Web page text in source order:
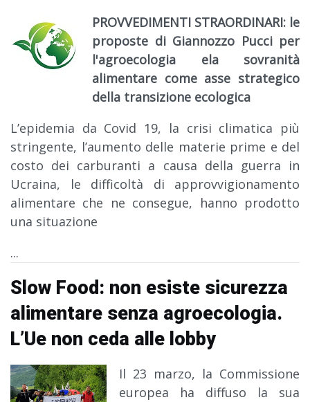
PROVVEDIMENTI STRAORDINARI: le
proposte di Giannozzo Pucci per
l'agroecologia ela sovranità
alimentare come asse strategico
della transizione ecologica
L’epidemia da Covid 19, la crisi climatica più
stringente, l’aumento delle materie prime e del
costo dei carburanti a causa della guerra in
Ucraina, le difficoltà di approvvigionamento
alimentare che ne consegue, hanno prodotto
una situazione
...
Slow Food: non esiste sicurezza
alimentare senza agroecologia.
L’Ue non ceda alle lobby
Il 23 marzo, la Commissione
europea ha diffuso la sua